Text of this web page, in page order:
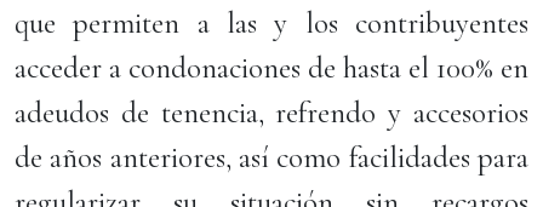
que permiten a las y los contribuyentes
acceder a condonaciones de hasta el 100% en
adeudos de tenencia, refrendo y accesorios
de años anteriores, así como facilidades para